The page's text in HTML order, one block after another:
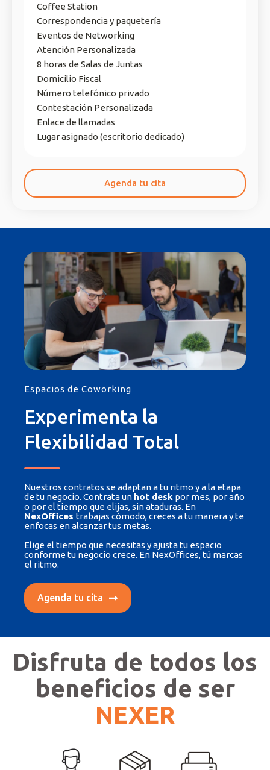
Coffee Station
Correspondencia y paquetería
Eventos de Networking
Atención Personalizada
8 horas de Salas de Juntas
Domicilio Fiscal
Número telefónico privado
Contestación Personalizada
Enlace de llamadas
Lugar asignado (escritorio dedicado)
Agenda tu cita
Espacios de Coworking
Experimenta la
Flexibilidad Total
Nuestros contratos se adaptan a tu ritmo y a la etapa
de tu negocio. Contrata un hot desk por mes, por año
o por el tiempo que elijas, sin ataduras. En
NexOffices trabajas cómodo, creces a tu manera y te
enfocas en alcanzar tus metas.
Elige el tiempo que necesitas y ajusta tu espacio
conforme tu negocio crece. En NexOffices, tú marcas
el ritmo.
Agenda tu cita
Disfruta de todos los
beneficios de ser
NEXER